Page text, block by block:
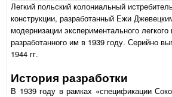
Легкий польский колониальный
конструкции, разработанный Ежи
модернизации экспериментального легкого
разработанного им в 1939 году. Серийно
1944 гг.
История разработки
В 1939 году в рамках «спецификации